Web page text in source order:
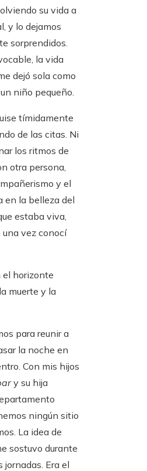
su vida a
y lo dejamos
sorprendidos.
la vida
dejó sola como
niño pequeño.
tímidamente
de las citas. Ni
los ritmos de
otra persona,
y el
en la belleza del
estaba viva,
una vez conocí
el horizonte
muerte y la
para reunir a
la noche en
Con mis hijos
y su hija
ningún sitio
La idea de
sostuvo durante
jornadas. Era el